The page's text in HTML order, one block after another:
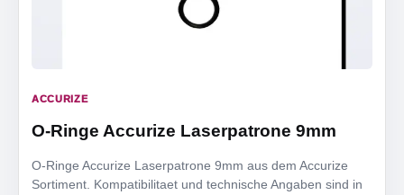
ACCURIZE
O-Ringe Accurize Laserpatrone 9mm
O-Ringe Accurize Laserpatrone 9mm aus dem Accurize
Sortiment. Kompatibilitaet und technische Angaben sind in